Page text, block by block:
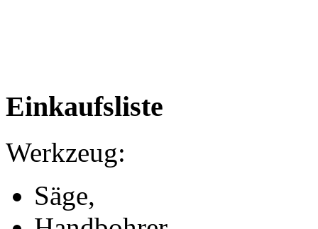
Einkaufsliste
Werkzeug:
Säge,